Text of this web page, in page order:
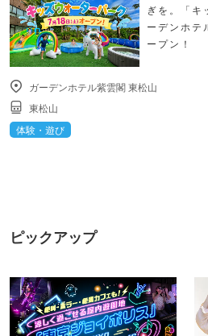
ぎを。「キ
ーデンホテ
ープン！
ガーデンホテル紫雲閣 東松山
東松山
体験・遊び
ピックアップ